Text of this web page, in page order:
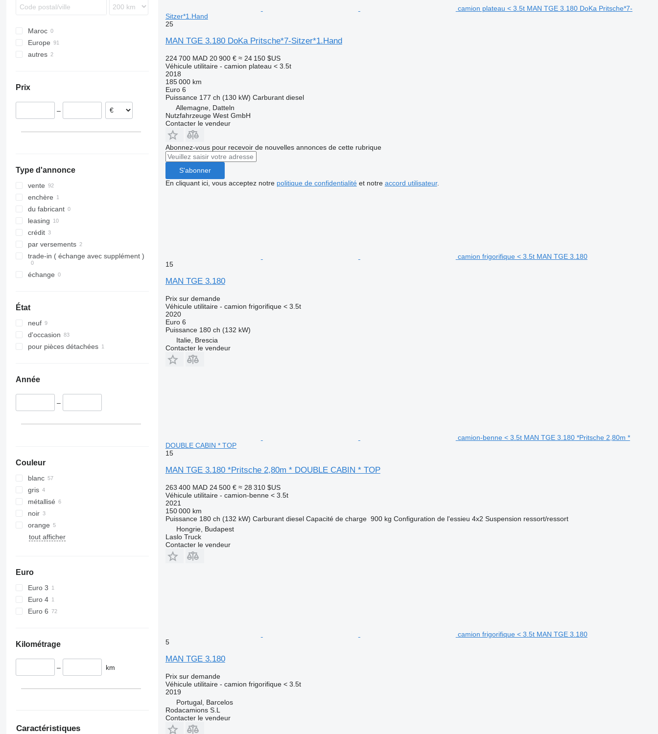
Vario
eCitan
eVito
Trafic
Maroc
Europe
Pays-Bas
Autriche
Hongrie
autres
Prix
–
Type d'annonce
vente
enchère
du fabricant
leasing
crédit
par versements
trade-in ( échange avec supplément )
échange
État
neuf
d'occasion
pour pièces détachées
Année
–
Couleur
blanc
gris
métallisé
noir
orange
tout afficher
Euro
Euro 3
Euro 4
Euro 6
Kilométrage
– km
Caractéristiques
camion plateau < 3.5t MAN TGE 3.180 DoKa Pritsche*7-
Sitzer*1.Hand
25
MAN TGE 3.180 DoKa Pritsche*7-Sitzer*1.Hand
224 700 MAD 20 900 € ≈ 24 150 $US
Véhicule utilitaire - camion plateau < 3.5t
2018
185 000 km
Euro 6
Puissance 177 ch (130 kW) Carburant diesel
Allemagne, Datteln
Nutzfahrzeuge West GmbH
Contacter le vendeur
Abonnez-vous pour recevoir de nouvelles annonces de cette rubrique
S'abonner
En cliquant ici, vous acceptez notre politique de confidentialitéet notre accord utilisateur.
camion frigorifique < 3.5t MAN TGE 3.180
15
MAN TGE 3.180
Prix sur demande
Véhicule utilitaire - camion frigorifique < 3.5t
2020
Euro 6
Puissance 180 ch (132 kW)
Italie, Brescia
Contacter le vendeur
camion-benne < 3.5t MAN TGE 3.180 *Pritsche 2,80m *
DOUBLE CABIN * TOP
15
MAN TGE 3.180 *Pritsche 2,80m * DOUBLE CABIN * TOP
263 400 MAD 24 500 € ≈ 28 310 $US
Véhicule utilitaire - camion-benne < 3.5t
2021
150 000 km
Puissance 180 ch (132 kW) Carburant diesel Capacité de charge 900 kg Configuration de l'essieu 4x2 Suspension ressort/ressort
Hongrie, Budapest
Laslo Truck
Contacter le vendeur
camion frigorifique < 3.5t MAN TGE 3.180
5
MAN TGE 3.180
Prix sur demande
Véhicule utilitaire - camion frigorifique < 3.5t
2019
Portugal, Barcelos
Rodacamions S.L
Contacter le vendeur